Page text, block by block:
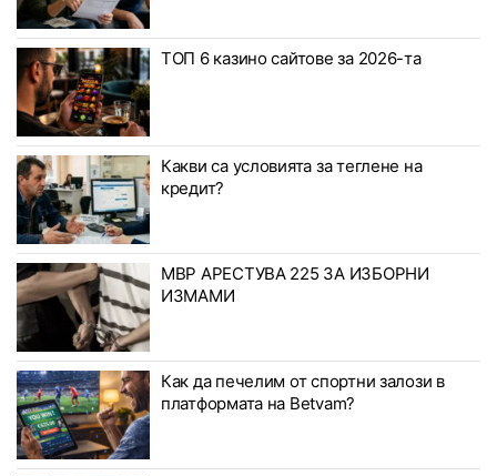
ТОП 6 казино сайтове за 2026-та
Какви са условията за теглене на
кредит?
МВР АРЕСТУВА 225 ЗА ИЗБОРНИ
ИЗМАМИ
Как да печелим от спортни залози в
платформата на Betvam?